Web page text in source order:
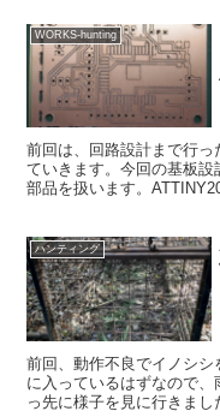
WORKS-hunting
前回は、回路設計まで行
ていきます。今回の基板
部品を扱います。
ハンティング
前回、動作不良でイノシ
に入っているはずなので
っ先に様子を見に行きま